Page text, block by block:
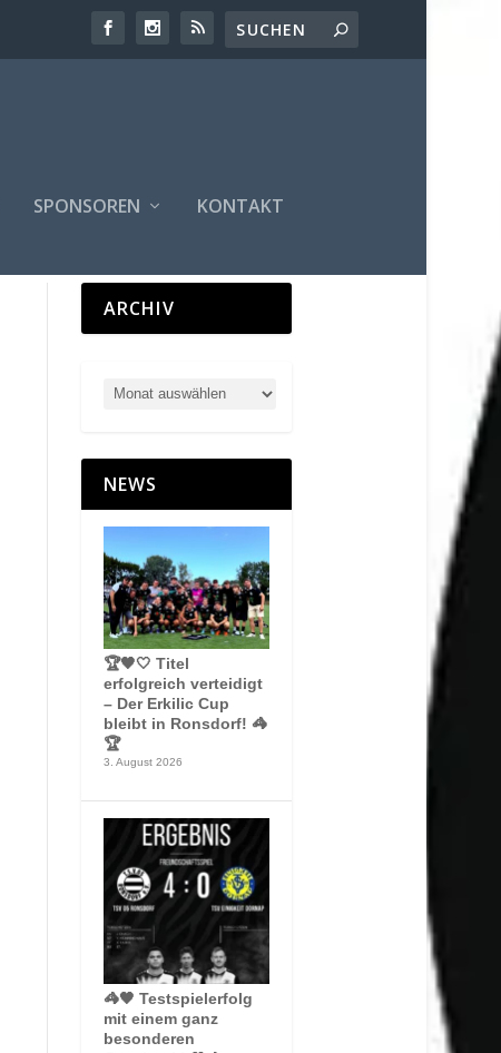
SPONSOREN KONTAKT
ARCHIV
NEWS
🏆🖤🤍 Titel
erfolgreich verteidigt
– Der Erkilic Cup
bleibt in Ronsdorf! 🦓
🏆
3. August 2026
🦓🖤 Testspielerfolg
mit einem ganz
besonderen